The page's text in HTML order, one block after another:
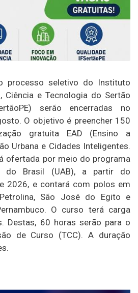
processo seletivo do Instituto
Ciência e Tecnologia do Sertão
serão encerradas no
O objetivo é preencher 150
gratuita EAD (Ensino a
Urbana e Cidades Inteligentes.
ofertada por meio do programa
do Brasil (UAB), a partir do
2026, e contará com polos em
Petrolina, São José do Egito e
O curso terá carga
Destas, 60 horas serão para o
de Curso (TCC). A duração